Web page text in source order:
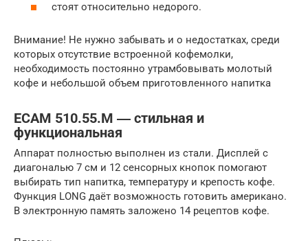
стоят относительно недорого.
Внимание! Не нужно забывать и о недостатках, среди
которых отсутствие встроенной кофемолки,
необходимость постоянно утрамбовывать молотый
кофе и небольшой объем приготовленного напитка
EСAM 510.55.M ― стильная и
функциональная
Аппарат полностью выполнен из стали. Дисплей с
диагональю 7 см и 12 сенсорных кнопок помогают
выбирать тип напитка, температуру и крепость кофе.
Функция LONG даёт возможность готовить американо.
В электронную память заложено 14 рецептов кофе.